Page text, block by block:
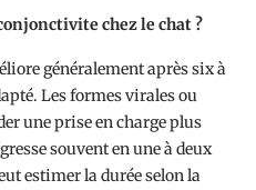
chez le chat ?
généralement après six à
Les formes virales ou
une prise en charge plus
souvent en une à deux
estimer la durée selon la